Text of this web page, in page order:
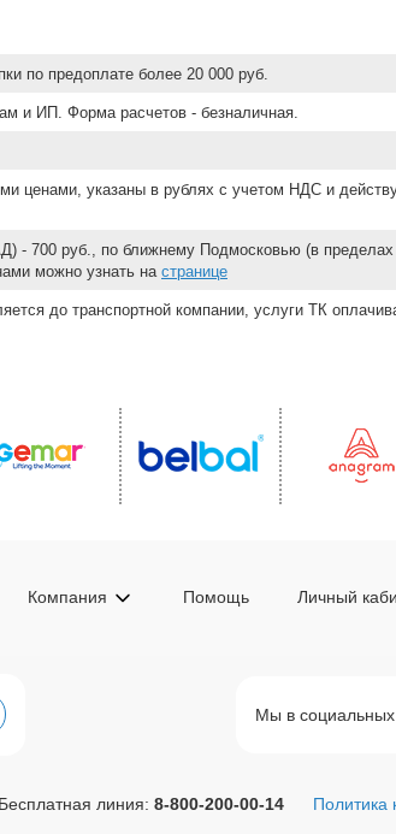
по предоплате более 20 000 руб.
и ИП. Форма расчетов - безналичная.
ценами, указаны в рублях с учетом НДС и
- 700 руб., по ближнему Подмосковью (в пределах
можно узнать на странице
до транспортной компании, услуги ТК
Компания Помощь Личный
Мы в социальных
Бесплатная линия: 8-800-200-00-14 Политика